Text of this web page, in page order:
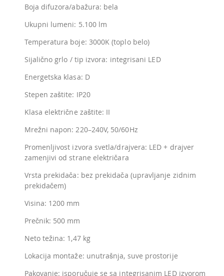
Boja difuzora/abažura: bela
Ukupni lumeni: 5.100 lm
Temperatura boje: 3000K (toplo belo)
Sijalično grlo / tip izvora: integrisani LED
Energetska klasa: D
Stepen zaštite: IP20
Klasa električne zaštite: II
Mrežni napon: 220–240V, 50/60Hz
Promenljivost izvora svetla/drajvera: LED + drajver
zamenjivi od strane električara
Vrsta prekidača: bez prekidača (upravljanje zidnim
prekidačem)
Visina: 1200 mm
Prečnik: 500 mm
Neto težina: 1,47 kg
Lokacija montaže: unutrašnja, suve prostorije
Pakovanje: isporučuje se sa integrisanim LED izvorom